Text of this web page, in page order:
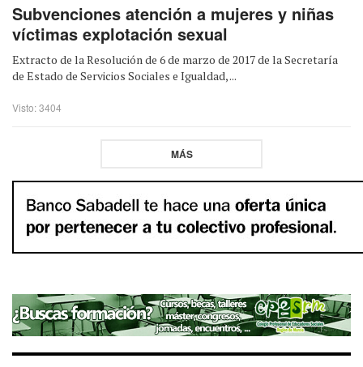
Subvenciones atención a mujeres y niñas
víctimas explotación sexual
Extracto de la Resolución de 6 de marzo de 2017 de la Secretaría
de Estado de Servicios Sociales e Igualdad, ...
Visto: 3404
MÁS